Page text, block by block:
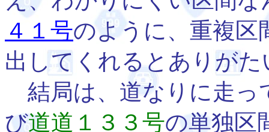
４１号のように、重複区
出してくれるとありが
結局は、道なりに走っ
び道道１３３号の単独区